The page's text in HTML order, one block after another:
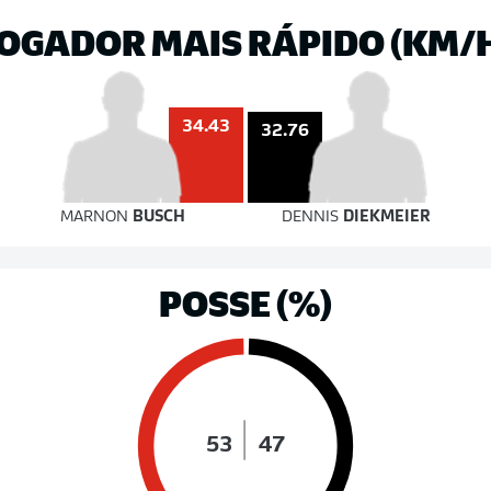
MAIS RÁPIDO (KM/
34.43 32.76
MARNON BUSCH DENNIS DIEKMEIER
POSSE (%)
53 47